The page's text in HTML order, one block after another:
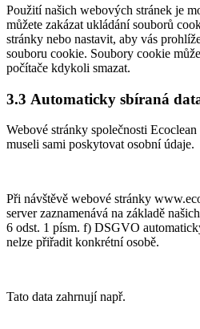
Použití našich webových stránek je
můžete zakázat ukládání souborů
stránky nebo nastavit, aby vás
souboru cookie. Soubory cookie
počítače kdykoli smazat.
3.3 Automaticky sbíraná
Webové stránky společnosti
museli sami poskytovat osobní údaje.
Při návštěvě webové stránky
server zaznamenává na základě
6 odst. 1 písm. f) DSGVO
nelze přiřadit konkrétní osobě.
Tato data zahrnují např.